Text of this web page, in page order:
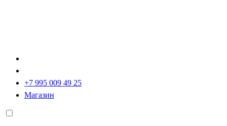
+7 995 009 49 25
Магазин